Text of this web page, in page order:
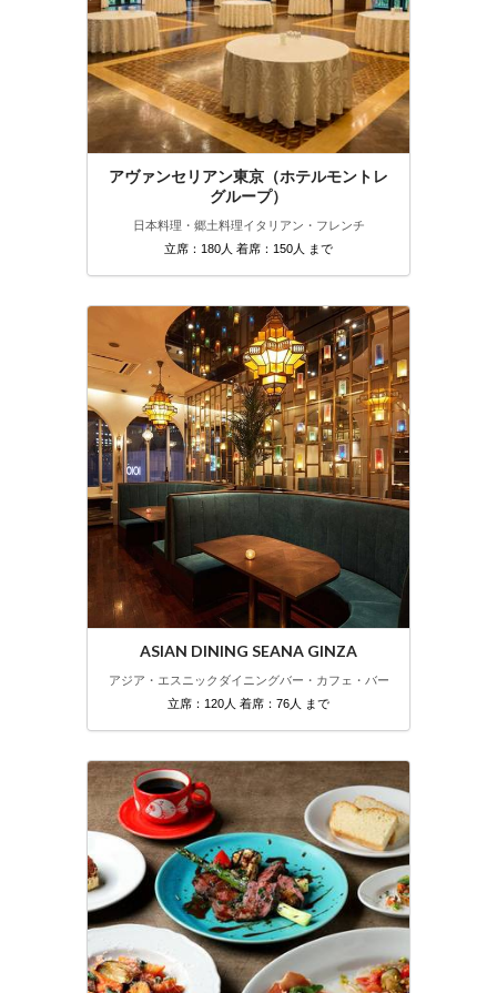
アヴァンセリアン東京（ホテルモントレ
グループ）
日本料理・郷土料理イタリアン・フレンチ
立席：180人 着席：150人 まで
ASIAN DINING SEANA GINZA
アジア・エスニック ダイニングバー・カフェ・バー
立席：120人 着席：76人 まで